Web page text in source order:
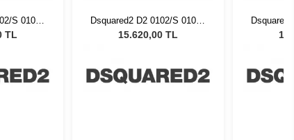
S 01008
Gözlüğü
TL
Dsquared2 D2 0102/S 01008
- 57 Kadın Güneş Gözlüğü
15.620,00 TL
- 57